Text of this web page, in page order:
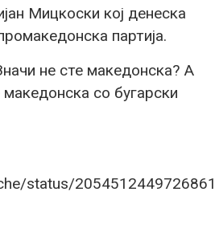
Мицкоски кој денеска
партија.
не сте македонска? А
со бугарски
status/